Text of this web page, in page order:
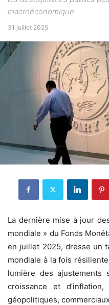
macroéconomique.
31 juillet 2025
La dernière mise à jour
mondiale » du Fonds
en juillet 2025, dresse un
mondiale à la fois
lumière des ajustements
croissance et
géopolitiques,